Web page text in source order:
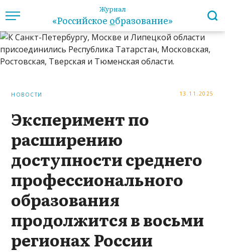
Журнал
«Российское образование»
НОВОСТИ 13.11.2025
Эксперимент по
расширению
доступности среднего
профессионального
образования
продолжится в восьми
регионах России